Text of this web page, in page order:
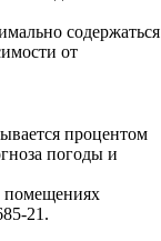
содержаться
от
процентом
погоды и
помещениях
21.